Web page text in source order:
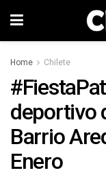
Home Chilete
deportivo
Barrio
Enero